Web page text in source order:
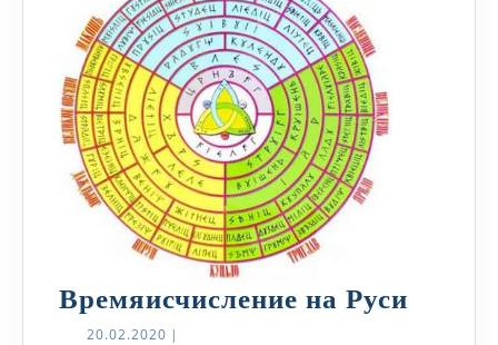
Времяисчисление на Руси
20.02.2020 20.02.2020
|